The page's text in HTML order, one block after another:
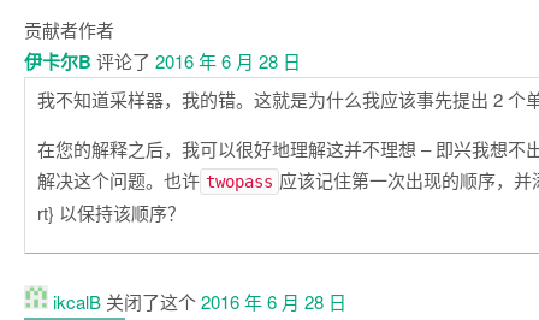
贡献者作者
伊卡尔B 评论了 2016 年 6 月 28 日
我不知道采样器，我的错。这就是为什么我应该事先提出 2 个
在您的解释之后，我可以很好地理解这并不理想 – 即兴我想不
解决这个问题。也许 twopass 应该记住第一次出现的顺序，并
rt} 以保持该顺序？
ikcalB 关闭了这个2016 年 6 月 28 日